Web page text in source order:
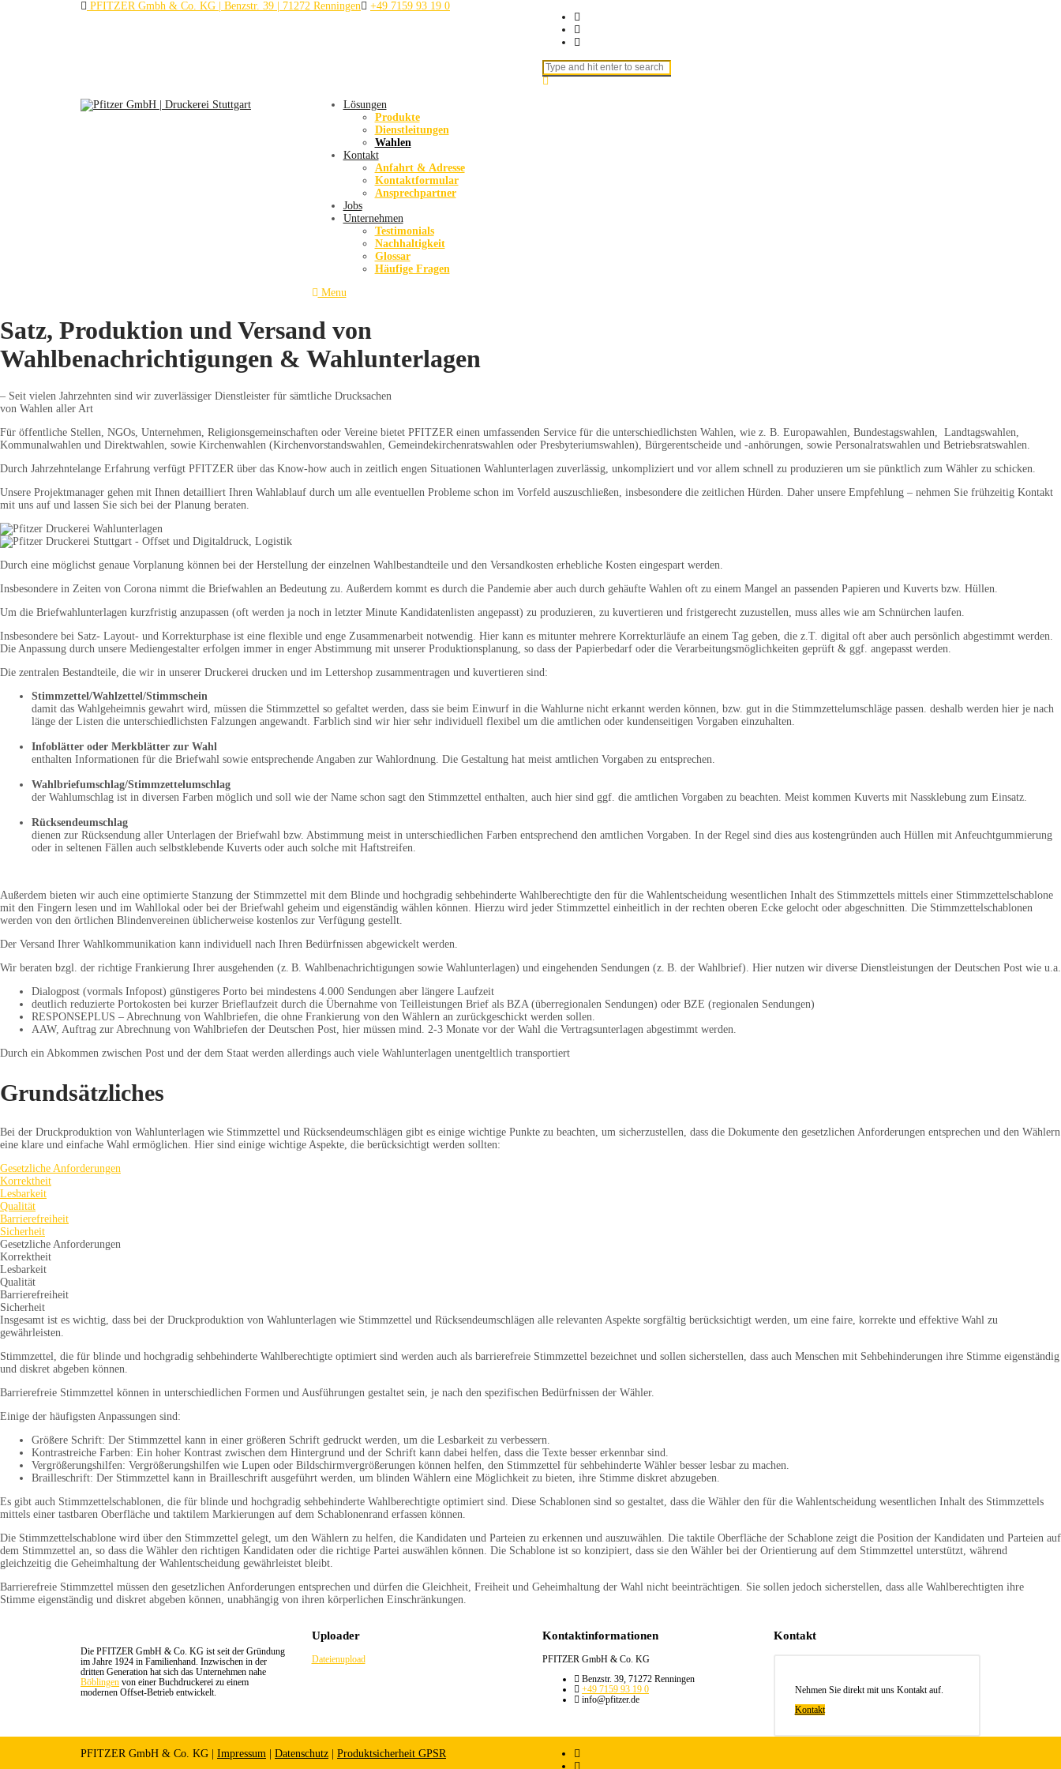
PFITZER Gmbh & Co. KG | Benzstr. 39 | 71272 Renningen +49 7159 93 19 0
Search for:
Lösungen
Produkte
Dienstleitungen
Wahlen
Kontakt
Anfahrt & Adresse
Kontaktformular
Ansprechpartner
Jobs
Unternehmen
Testimonials
Nachhaltigkeit
Glossar
Häufige Fragen
Menu
Satz, Produktion und Versand von
Wahlbenachrichtigungen & Wahlunterlagen
– Seit vielen Jahrzehnten sind wir zuverlässiger Dienstleister für sämtliche Drucksachen
von Wahlen aller Art
Für öffentliche Stellen, NGOs, Unternehmen, Religionsgemeinschaften oder Vereine bietet PFITZER einen umfassenden Service für die unterschiedlichsten Wahlen, wie z. B. Europawahlen, Bundestagswahlen, Landtagswahlen,
Kommunalwahlen und Direktwahlen, sowie Kirchenwahlen (Kirchenvorstandswahlen, Gemeindekirchenratswahlen oder Presbyteriumswahlen), Bürgerentscheide und -anhörungen, sowie Personalratswahlen und Betriebsratswahlen.
Durch Jahrzehntelange Erfahrung verfügt PFITZER über das Know-how auch in zeitlich engen Situationen Wahlunterlagen zuverlässig, unkompliziert und vor allem schnell zu produzieren um sie pünktlich zum Wähler zu schicken.
Unsere Projektmanager gehen mit Ihnen detailliert Ihren Wahlablauf durch um alle eventuellen Probleme schon im Vorfeld auszuschließen, insbesondere die zeitlichen Hürden. Daher unsere Empfehlung – nehmen Sie frühzeitig Kontakt
mit uns auf und lassen Sie sich bei der Planung beraten.
Durch eine möglichst genaue Vorplanung können bei der Herstellung der einzelnen Wahlbestandteile und den Versandkosten erhebliche Kosten eingespart werden.
Insbesondere in Zeiten von Corona nimmt die Briefwahlen an Bedeutung zu. Außerdem kommt es durch die Pandemie aber auch durch gehäufte Wahlen oft zu einem Mangel an passenden Papieren und Kuverts bzw. Hüllen.
Um die Briefwahlunterlagen kurzfristig anzupassen (oft werden ja noch in letzter Minute Kandidatenlisten angepasst) zu produzieren, zu kuvertieren und fristgerecht zuzustellen, muss alles wie am Schnürchen laufen.
Insbesondere bei Satz- Layout- und Korrekturphase ist eine flexible und enge Zusammenarbeit notwendig. Hier kann es mitunter mehrere Korrekturläufe an einem Tag geben, die z.T. digital oft aber auch persönlich abgestimmt werden.
Die Anpassung durch unsere Mediengestalter erfolgen immer in enger Abstimmung mit unserer Produktionsplanung, so dass der Papierbedarf oder die Verarbeitungsmöglichkeiten geprüft & ggf. angepasst werden.
Die zentralen Bestandteile, die wir in unserer Druckerei drucken und im Lettershop zusammentragen und kuvertieren sind:
Stimmzettel/Wahlzettel/Stimmschein
damit das Wahlgeheimnis gewahrt wird, müssen die Stimmzettel so gefaltet werden, dass sie beim Einwurf in die Wahlurne nicht erkannt werden können, bzw. gut in die Stimmzettelumschläge passen. deshalb werden hier je nach
länge der Listen die unterschiedlichsten Falzungen angewandt. Farblich sind wir hier sehr individuell flexibel um die amtlichen oder kundenseitigen Vorgaben einzuhalten.
Infoblätter oder Merkblätter zur Wahl
enthalten Informationen für die Briefwahl sowie entsprechende Angaben zur Wahlordnung. Die Gestaltung hat meist amtlichen Vorgaben zu entsprechen.
Wahlbriefumschlag/Stimmzettelumschlag
der Wahlumschlag ist in diversen Farben möglich und soll wie der Name schon sagt den Stimmzettel enthalten, auch hier sind ggf. die amtlichen Vorgaben zu beachten. Meist kommen Kuverts mit Nassklebung zum Einsatz.
Rücksendeumschlag
dienen zur Rücksendung aller Unterlagen der Briefwahl bzw. Abstimmung meist in unterschiedlichen Farben entsprechend den amtlichen Vorgaben. In der Regel sind dies aus kostengründen auch Hüllen mit Anfeuchtgummierung
oder in seltenen Fällen auch selbstklebende Kuverts oder auch solche mit Haftstreifen.
Außerdem bieten wir auch eine optimierte Stanzung der Stimmzettel mit dem Blinde und hochgradig sehbehinderte Wahlberechtigte den für die Wahlentscheidung wesentlichen Inhalt des Stimmzettels mittels einer Stimmzettelschablone
mit den Fingern lesen und im Wahllokal oder bei der Briefwahl geheim und eigenständig wählen können. Hierzu wird jeder Stimmzettel einheitlich in der rechten oberen Ecke gelocht oder abgeschnitten. Die Stimmzettelschablonen
werden von den örtlichen Blindenvereinen üblicherweise kostenlos zur Verfügung gestellt.
Der Versand Ihrer Wahlkommunikation kann individuell nach Ihren Bedürfnissen abgewickelt werden.
Wir beraten bzgl. der richtige Frankierung Ihrer ausgehenden (z. B. Wahlbenachrichtigungen sowie Wahlunterlagen) und eingehenden Sendungen (z. B. der Wahlbrief). Hier nutzen wir diverse Dienstleistungen der Deutschen Post wie u.a.
Dialogpost (vormals Infopost) günstigeres Porto bei mindestens 4.000 Sendungen aber längere Laufzeit
deutlich reduzierte Portokosten bei kurzer Brieflaufzeit durch die Übernahme von Teilleistungen Brief als BZA (überregionalen Sendungen) oder BZE (regionalen Sendungen)
RESPONSEPLUS – Abrechnung von Wahlbriefen, die ohne Frankierung von den Wählern an zurückgeschickt werden sollen.
AAW, Auftrag zur Abrechnung von Wahlbriefen der Deutschen Post, hier müssen mind. 2-3 Monate vor der Wahl die Vertragsunterlagen abgestimmt werden.
Durch ein Abkommen zwischen Post und der dem Staat werden allerdings auch viele Wahlunterlagen unentgeltlich transportiert
Grundsätzliches
Bei der Druckproduktion von Wahlunterlagen wie Stimmzettel und Rücksendeumschlägen gibt es einige wichtige Punkte zu beachten, um sicherzustellen, dass die Dokumente den gesetzlichen Anforderungen entsprechen und den Wählern
eine klare und einfache Wahl ermöglichen. Hier sind einige wichtige Aspekte, die berücksichtigt werden sollten:
Gesetzliche Anforderungen
Korrektheit
Lesbarkeit
Qualität
Barrierefreiheit
Sicherheit
Gesetzliche Anforderungen
Korrektheit
Lesbarkeit
Qualität
Barrierefreiheit
Sicherheit
Insgesamt ist es wichtig, dass bei der Druckproduktion von Wahlunterlagen wie Stimmzettel und Rücksendeumschlägen alle relevanten Aspekte sorgfältig berücksichtigt werden, um eine faire, korrekte und effektive Wahl zu
gewährleisten.
Stimmzettel, die für blinde und hochgradig sehbehinderte Wahlberechtigte optimiert sind werden auch als barrierefreie Stimmzettel bezeichnet und sollen sicherstellen, dass auch Menschen mit Sehbehinderungen ihre Stimme eigenständig
und diskret abgeben können.
Barrierefreie Stimmzettel können in unterschiedlichen Formen und Ausführungen gestaltet sein, je nach den spezifischen Bedürfnissen der Wähler.
Einige der häufigsten Anpassungen sind:
Größere Schrift: Der Stimmzettel kann in einer größeren Schrift gedruckt werden, um die Lesbarkeit zu verbessern.
Kontrastreiche Farben: Ein hoher Kontrast zwischen dem Hintergrund und der Schrift kann dabei helfen, dass die Texte besser erkennbar sind.
Vergrößerungshilfen: Vergrößerungshilfen wie Lupen oder Bildschirmvergrößerungen können helfen, den Stimmzettel für sehbehinderte Wähler besser lesbar zu machen.
Brailleschrift: Der Stimmzettel kann in Brailleschrift ausgeführt werden, um blinden Wählern eine Möglichkeit zu bieten, ihre Stimme diskret abzugeben.
Es gibt auch Stimmzettelschablonen, die für blinde und hochgradig sehbehinderte Wahlberechtigte optimiert sind. Diese Schablonen sind so gestaltet, dass die Wähler den für die Wahlentscheidung wesentlichen Inhalt des Stimmzettels
mittels einer tastbaren Oberfläche und taktilem Markierungen auf dem Schablonenrand erfassen können.
Die Stimmzettelschablone wird über den Stimmzettel gelegt, um den Wählern zu helfen, die Kandidaten und Parteien zu erkennen und auszuwählen. Die taktile Oberfläche der Schablone zeigt die Position der Kandidaten und Parteien auf
dem Stimmzettel an, so dass die Wähler den richtigen Kandidaten oder die richtige Partei auswählen können. Die Schablone ist so konzipiert, dass sie den Wähler bei der Orientierung auf dem Stimmzettel unterstützt, während
gleichzeitig die Geheimhaltung der Wahlentscheidung gewährleistet bleibt.
Barrierefreie Stimmzettel müssen den gesetzlichen Anforderungen entsprechen und dürfen die Gleichheit, Freiheit und Geheimhaltung der Wahl nicht beeinträchtigen. Sie sollen jedoch sicherstellen, dass alle Wahlberechtigten ihre
Stimme eigenständig und diskret abgeben können, unabhängig von ihren körperlichen Einschränkungen.
Die PFITZER GmbH & Co. KG ist seit der Gründung
im Jahre 1924 in Familienhand. Inzwischen in der
dritten Generation hat sich das Unternehmen nahe
Böblingen von einer Buchdruckerei zu einem
modernen Offset-Betrieb entwickelt.
Uploader
Dateienupload
Kontaktinformationen
PFITZER GmbH & Co. KG
Benzstr. 39, 71272 Renningen
+49 7159 93 19 0
info@pfitzer.de
Kontakt
Nehmen Sie direkt mit uns Kontakt auf.
Kontakt
PFITZER GmbH & Co. KG | Impressum | Datenschutz | Produktsicherheit GPSR